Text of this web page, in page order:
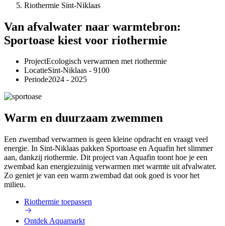
Riothermie Sint-Niklaas
Van afvalwater naar warmtebron:
Sportoase kiest voor riothermie
ProjectEcologisch verwarmen met riothermie
LocatieSint-Niklaas - 9100
Periode2024 - 2025
Warm en duurzaam zwemmen
Een zwembad verwarmen is geen kleine opdracht en vraagt veel
energie. In Sint-Niklaas pakken Sportoase en Aquafin het slimmer
aan, dankzij riothermie. Dit project van Aquafin toont hoe je een
zwembad kan energiezuinig verwarmen met warmte uit afvalwater.
Zo geniet je van een warm zwembad dat ook goed is voor het
milieu.
Riothermie toepassen
Ontdek Aquamarkt